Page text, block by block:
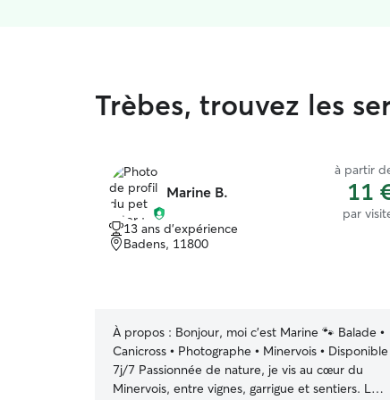
Trèbes, trouvez les
Marine B.
à partir
11
par
13 ans d'expérience
Badens, 11800
À propos : Bonjour, moi c'est Marine 🐾 Balade •
Canicross • Photographe • Minervois • Disponible
7j/7 Passionnée de nature, je vis au cœur du
Minervois, entre vignes, garrigue et sentiers. Les